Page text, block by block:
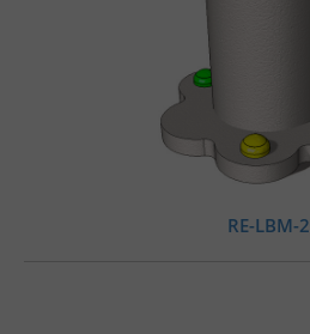
RE-LBM-2